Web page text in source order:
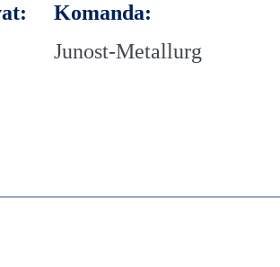
Komanda:
Junost-Metallurg